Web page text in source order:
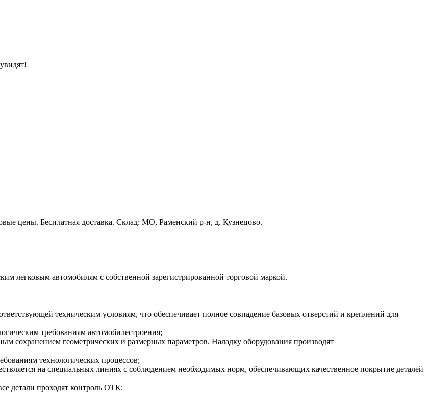
цены. Бесплатная доставка. Склад: МО, Раменский р-н, д. Кузнецово.
легковым автомобилям с собственной зарегистрированной торговой маркой.
техническим условиям, что обеспечивает полное совпадение базовых отверстий и креплений для
требованиям автомобилестроения;
сохранением геометрических и размерных параметров. Наладку оборудования производят
технологических процессов;
на специальных линиях с соблюдением необходимых норм, обеспечивающих качественное покрытие деталей
детали проходят контроль ОТК;